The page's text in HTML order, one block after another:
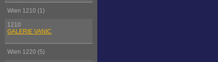
Wien 1210 (1)
1210
GALERIE VANIC
Wien 1220 (5)